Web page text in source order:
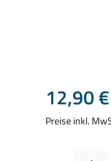
Regulärer Preis:
12,90 €
Preise inkl.
Produkt